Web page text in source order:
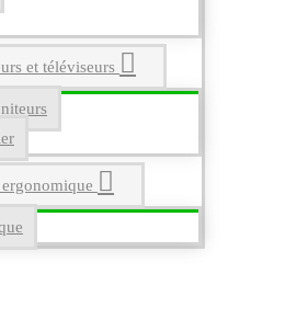
et téléviseurs